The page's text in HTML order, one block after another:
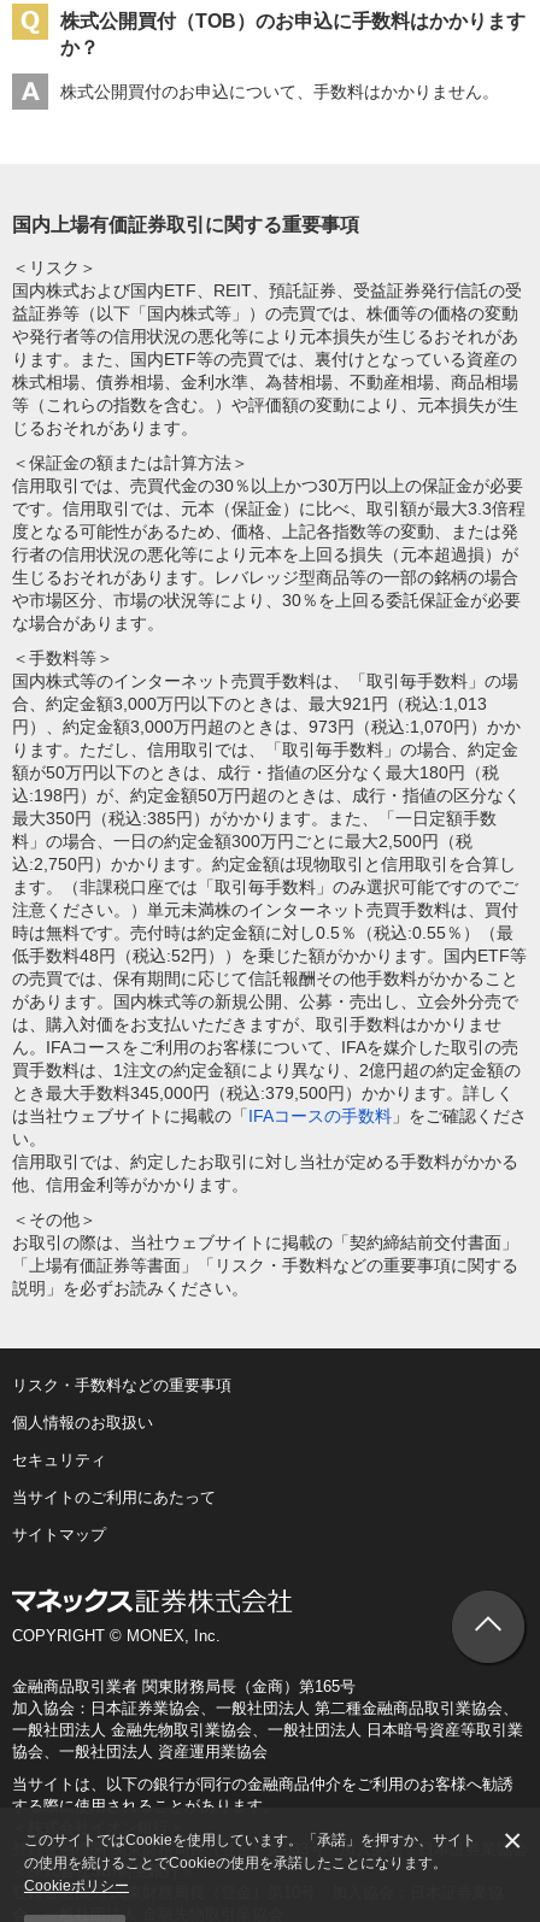
株式公開買付（TOB）のお申込に手数料はかかります
か？
株式公開買付のお申込について、手数料はかかりません。
国内上場有価証券取引に関する重要事項
＜リスク＞
国内株式および国内ETF、REIT、預託証券、受益証券発行信託の受
益証券等（以下「国内株式等」）の売買では、株価等の価格の変動
や発行者等の信用状況の悪化等により元本損失が生じるおそれがあ
ります。また、国内ETF等の売買では、裏付けとなっている資産の
株式相場、債券相場、金利水準、為替相場、不動産相場、商品相場
等（これらの指数を含む。）や評価額の変動により、元本損失が生
じるおそれがあります。
＜保証金の額または計算方法＞
信用取引では、売買代金の30％以上かつ30万円以上の保証金が必要
です。信用取引では、元本（保証金）に比べ、取引額が最大3.3倍程
度となる可能性があるため、価格、上記各指数等の変動、または発
行者の信用状況の悪化等により元本を上回る損失（元本超過損）が
生じるおそれがあります。レバレッジ型商品等の一部の銘柄の場合
や市場区分、市場の状況等により、30％を上回る委託保証金が必要
な場合があります。
＜手数料等＞
国内株式等のインターネット売買手数料は、「取引毎手数料」の場
合、約定金額3,000万円以下のときは、最大921円（税込:1,013
円）、約定金額3,000万円超のときは、973円（税込:1,070円）かか
ります。ただし、信用取引では、「取引毎手数料」の場合、約定金
額が50万円以下のときは、成行・指値の区分なく最大180円（税
込:198円）が、約定金額50万円超のときは、成行・指値の区分なく
最大350円（税込:385円）がかかります。また、「一日定額手数
料」の場合、一日の約定金額300万円ごとに最大2,500円（税
込:2,750円）かかります。約定金額は現物取引と信用取引を合算し
ます。（非課税口座では「取引毎手数料」のみ選択可能ですのでご
注意ください。）単元未満株のインターネット売買手数料は、買付
時は無料です。売付時は約定金額に対し0.5％（税込:0.55％）（最
低手数料48円（税込:52円））を乗じた額がかかります。国内ETF等
の売買では、保有期間に応じて信託報酬その他手数料がかかること
があります。国内株式等の新規公開、公募・売出し、立会外分売で
は、購入対価をお支払いただきますが、取引手数料はかかりませ
ん。IFAコースをご利用のお客様について、IFAを媒介した取引の売
買手数料は、1注文の約定金額により異なり、2億円超の約定金額の
とき最大手数料345,000円（税込:379,500円）かかります。詳しく
は当社ウェブサイトに掲載の「IFAコースの手数料 」をご確認くださ
い。
信用取引では、約定したお取引に対し当社が定める手数料がかかる
他、信用金利等がかかります。
＜その他＞
お取引の際は、当社ウェブサイトに掲載の「契約締結前交付書面」
「上場有価証券等書面」「リスク・手数料などの重要事項に関する
説明」を必ずお読みください。
リスク・手数料などの重要事項
個人情報のお取扱い
セキュリティ
当サイトのご利用にあたって
サイトマップ
COPYRIGHT © MONEX, Inc.
金融商品取引業者 関東財務局長（金商）第165号
加入協会：日本証券業協会、一般社団法人 第二種金融商品取引業協会、
一般社団法人 金融先物取引業協会、一般社団法人 日本暗号資産等取引業
協会、一般社団法人 資産運用業協会
当サイトは、以下の銀行が同行の金融商品仲介をご利用のお客様へ勧誘
する際に使用されることがあります。
登録金融機関 関東財務局長（登金）第633号 加入協会：日本証券業協会
＜株式会社SBI新生銀行＞
登録金融機関 関東財務局長（登金）第10号 加入協会：日本証券業協
会、一般社団法人 金融先物取引業協会
このサイトではCookieを使用しています。「承諾」を押すか、サイト
の使用を続けることでCookieの使用を承諾したことになります。
Cookieポリシー
×